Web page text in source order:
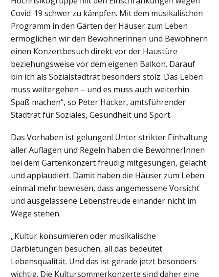
Covid-19 schwer zu kämpfen. Mit dem musikalischen
Programm in den Gärten der Häuser zum Leben
ermöglichen wir den Bewohnerinnen und Bewohnern
einen Konzertbesuch direkt vor der Haustüre
beziehungsweise vor dem eigenen Balkon. Darauf
bin ich als Sozialstadtrat besonders stolz. Das Leben
muss weitergehen – und es muss auch weiterhin
Spaß machen“, so Peter Hacker, amtsführender
Stadtrat für Soziales, Gesundheit und Sport.
Das Vorhaben ist gelungen! Unter strikter Einhaltung
aller Auflagen und Regeln haben die BewohnerInnen
bei dem Gartenkonzert freudig mitgesungen, gelacht
und applaudiert. Damit haben die Häuser zum Leben
einmal mehr bewiesen, dass angemessene Vorsicht
und ausgelassene Lebensfreude einander nicht im
Wege stehen.
„Kultur konsumieren oder musikalische
Darbietungen besuchen, all das bedeutet
Lebensqualität. Und das ist gerade jetzt besonders
wichtig. Die Kultursommerkonzerte sind daher eine